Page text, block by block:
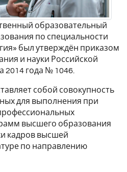
образовательный
по специальности
был утверждён приказом
и науки Российской
2014 года № 1046.
собой совокупность
для выполнения при
высшего образования
кадров высшей
по направлению